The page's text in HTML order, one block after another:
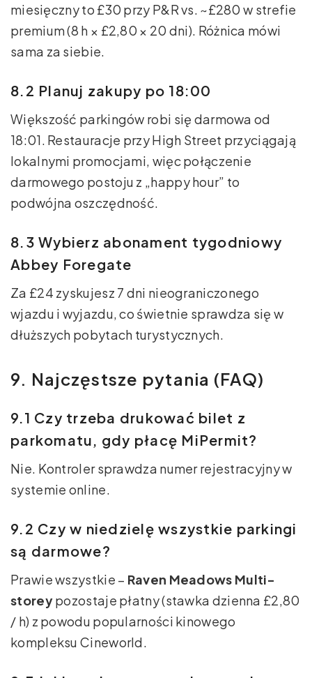
miesięczny to £30 przy P&R vs. ~£280 w strefie
premium (8 h × £2,80 × 20 dni). Różnica mówi
sama za siebie.
8.2 Planuj zakupy po 18:00
Większość parkingów robi się darmowa od
18:01. Restauracje przy High Street przyciągają
lokalnymi promocjami, więc połączenie
darmowego postoju z „happy hour” to
podwójna oszczędność.
8.3 Wybierz abonament tygodniowy
Abbey Foregate
Za £24 zyskujesz 7 dni nieograniczonego
wjazdu i wyjazdu, co świetnie sprawdza się w
dłuższych pobytach turystycznych.
9. Najczęstsze pytania (FAQ)
9.1 Czy trzeba drukować bilet z
parkomatu, gdy płacę MiPermit?
Nie. Kontroler sprawdza numer rejestracyjny w
systemie online.
9.2 Czy w niedzielę wszystkie parkingi
są darmowe?
Prawie wszystkie – Raven Meadows Multi-
storeypozostaje płatny (stawka dzienna £2,80
/ h) z powodu popularności kinowego
kompleksu Cineworld.